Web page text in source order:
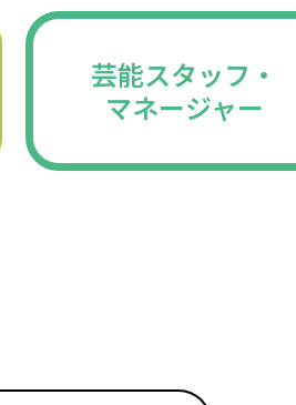
芸能スタッフ・
マネージャー